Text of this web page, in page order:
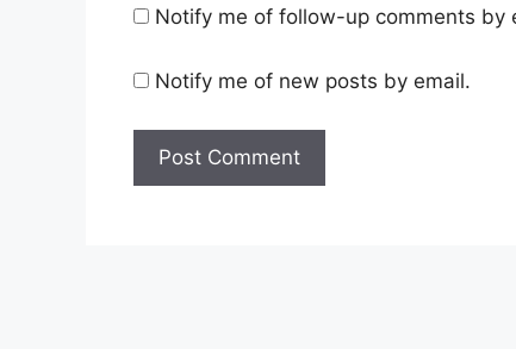
Notify me of follow-up comments by
Notify me of new posts by email.